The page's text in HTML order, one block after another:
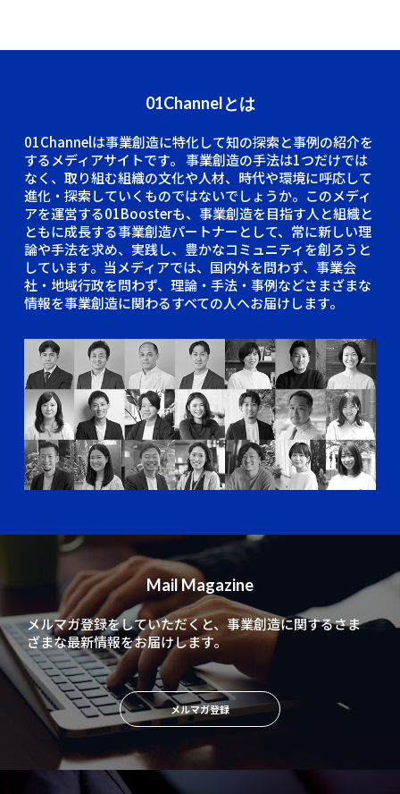
01Channelとは
01Channelは事業創造に特化して知の探索と事例の紹介を
するメディアサイトです。 事業創造の手法は1つだけでは
なく、取り組む組織の文化や人材、時代や環境に呼応して
進化・探索していくものではないでしょうか。このメディ
アを運営する01Boosterも、事業創造を目指す人と組織と
ともに成長する事業創造パートナーとして、常に新しい理
論や手法を求め、実践し、豊かなコミュニティを創ろうと
しています。当メディアでは、国内外を問わず、事業会
社・地域行政を問わず、理論・手法・事例などさまざまな
情報を事業創造に関わるすべての人へお届けします。
Mail Magazine
メルマガ登録をしていただくと、事業創造に関するさま
ざまな最新情報をお届けします。
メルマガ登録